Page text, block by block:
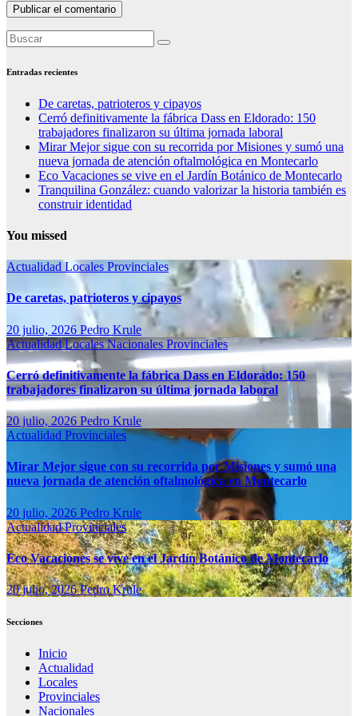
Entradas recientes
De caretas, patrioteros y cipayos
Cerró definitivamente la fábrica Dass en Eldorado: 150
trabajadores finalizaron su última jornada laboral
Mirar Mejor sigue con su recorrida por Misiones y sumó una
nueva jornada de atención oftalmológica en Montecarlo
Eco Vacaciones se vive en el Jardín Botánico de Montecarlo
Tranquilina González: cuando valorizar la historia también es
construir identidad
You missed
ActualidadLocales Provinciales
De caretas, patrioteros y cipayos
20 julio, 2026 Pedro Krule
ActualidadLocalesNacionales Provinciales
Cerró definitivamente la fábrica Dass en Eldorado: 150
trabajadores finalizaron su última jornada laboral
20 julio, 2026 Pedro Krule
Actualidad Provinciales
Mirar Mejor sigue con su recorrida por Misiones y sumó una
nueva jornada de atención oftalmológica en Montecarlo
20 julio, 2026 Pedro Krule
ActualidadProvinciales
Eco Vacaciones se vive en el Jardín Botánico de Montecarlo
20 julio, 2026Pedro Krule
Secciones
Inicio
Actualidad
Locales
Provinciales
Nacionales